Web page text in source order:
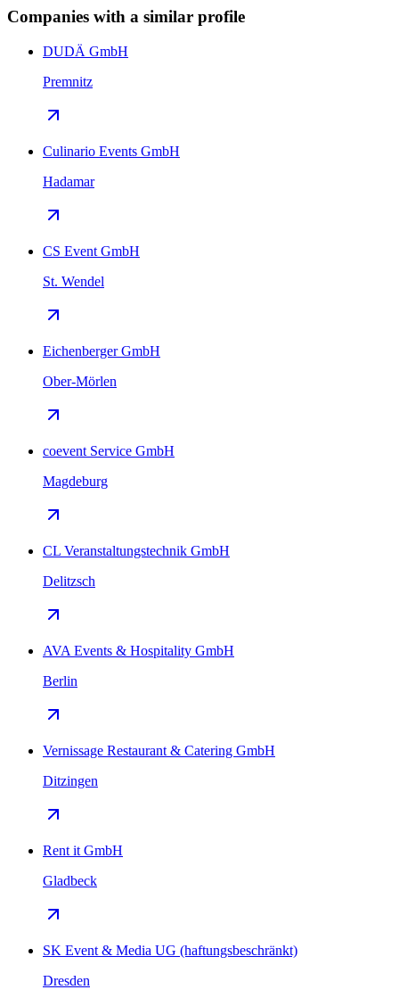
Companies with a similar profile
DUDÄ GmbH
Premnitz
Culinario Events GmbH
Hadamar
CS Event GmbH
St. Wendel
Eichenberger GmbH
Ober-Mörlen
coevent Service GmbH
Magdeburg
CL Veranstaltungstechnik GmbH
Delitzsch
AVA Events & Hospitality GmbH
Berlin
Vernissage Restaurant & Catering GmbH
Ditzingen
Rent it GmbH
Gladbeck
SK Event & Media UG (haftungsbeschränkt)
Dresden